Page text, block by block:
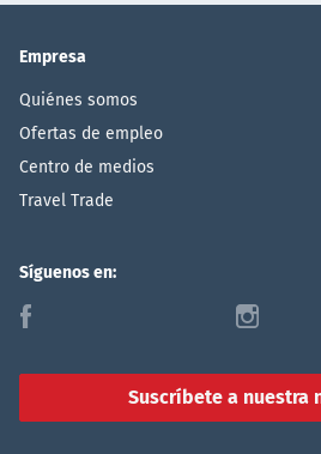
Empresa
Quiénes somos
Ofertas de empleo
Centro de medios
Travel Trade
Síguenos en:
f i
Suscríbete a nuestra